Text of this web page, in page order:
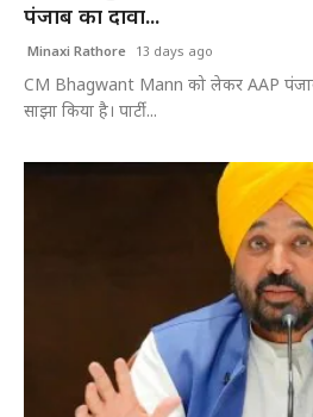
पंजाब का दावा...
Minaxi Rathore 13 days ago
CM Bhagwant Mann को लेकर AAP पंजाब
साझा किया है। पार्टी...